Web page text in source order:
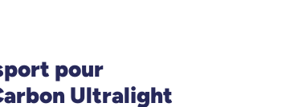
pour
Ultralight